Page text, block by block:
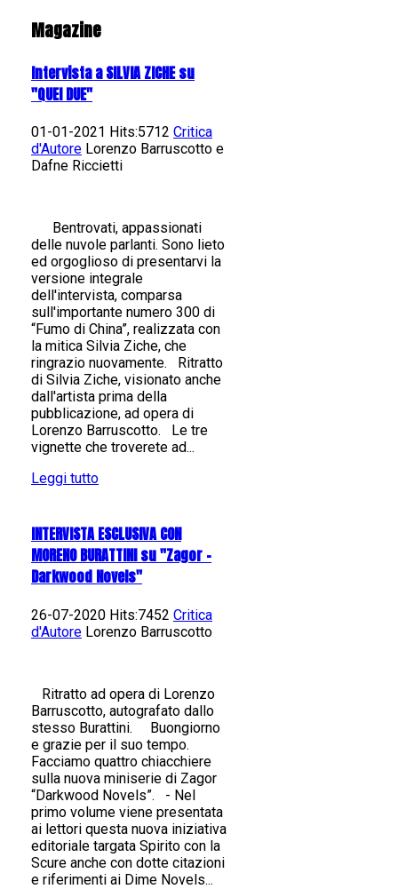
Magazine
Intervista a SILVIA ZICHE su
"QUEI DUE"
01-01-2021 Hits:5712 Critica
d'Autore Lorenzo Barruscotto e
Dafne Riccietti
Bentrovati, appassionati
delle nuvole parlanti. Sono lieto
ed orgoglioso di presentarvi la
versione integrale
dell'intervista, comparsa
sull'importante numero 300 di
“Fumo di China”, realizzata con
la mitica Silvia Ziche, che
ringrazio nuovamente. Ritratto
di Silvia Ziche, visionato anche
dall'artista prima della
pubblicazione, ad opera di
Lorenzo Barruscotto. Le tre
vignette che troverete ad...
Leggi tutto
INTERVISTA ESCLUSIVA CON
MORENO BURATTINI su "Zagor -
Darkwood Novels"
26-07-2020 Hits:7452 Critica
d'Autore Lorenzo Barruscotto
Ritratto ad opera di Lorenzo
Barruscotto, autografato dallo
stesso Burattini. Buongiorno
e grazie per il suo tempo.
Facciamo quattro chiacchiere
sulla nuova miniserie di Zagor
“Darkwood Novels”. - Nel
primo volume viene presentata
ai lettori questa nuova iniziativa
editoriale targata Spirito con la
Scure anche con dotte citazioni
e riferimenti ai Dime Novels...